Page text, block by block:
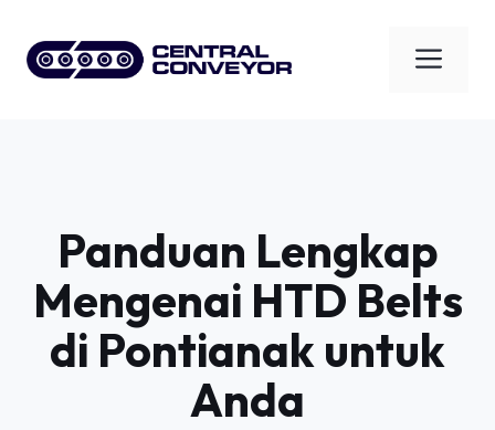
content
Panduan Lengkap
Mengenai HTD Belts
di Pontianak untuk
Anda